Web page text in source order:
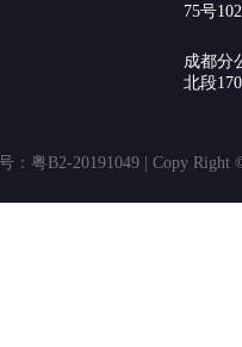
75号
成都分
北段
：粤B2-20191049 | Copy